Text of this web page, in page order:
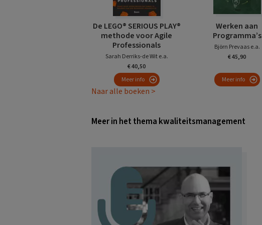
De LEGO® SERIOUS PLAY®
methode voor Agile
Professionals
Sarah Derriks-de Wit e.a.
€ 40,50
Meer info
Werken aan
Programma’s
Björn Prevaas e.a.
€ 45,90
Meer info
Naar alle boeken >
Meer in het thema kwaliteitsmanagement